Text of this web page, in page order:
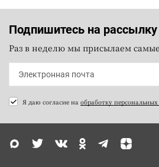
Подпишитесь на рассылку
Раз в неделю мы присылаем
Я даю согласие на обработку